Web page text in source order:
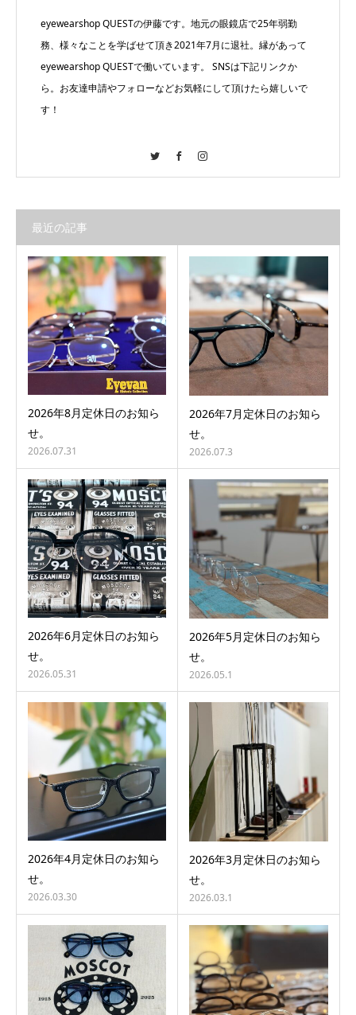
eyewearshop QUESTの伊藤です。地元の眼鏡店で25年弱勤
務、様々なことを学ばせて頂き2021年7月に退社。縁があって
eyewearshop QUESTで働いています。 SNSは下記リンクか
ら。お友達申請やフォローなどお気軽にして頂けたら嬉しいで
す！
Twitter Facebook
最近の記事
2026年8月定休日のお知ら
せ。
2026.07.31
2026年7月定休日のお知ら
せ。
2026.07.3
2026年6月定休日のお知ら
せ。
2026.05.31
2026年5月定休日のお知ら
せ。
2026.05.1
2026年4月定休日のお知ら
せ。
2026.03.30
2026年3月定休日のお知ら
せ。
2026.03.1